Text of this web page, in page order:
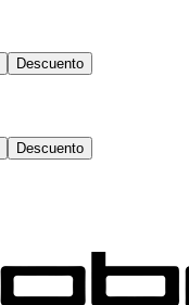
Descuento
Descuento